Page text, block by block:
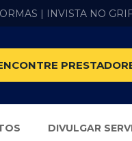
| INVISTA NO
DIVULGAR